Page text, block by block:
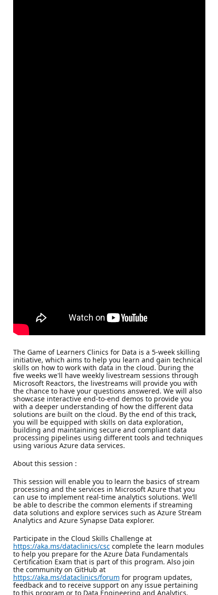
The Game of Learners Clinics for Data is a 5-week skilling
initiative, which aims to help you learn and gain technical
skills on how to work with data in the cloud. During the
five weeks we'll have weekly livestream sessions through
Microsoft Reactors, the livestreams will provide you with
the chance to have your questions answered. We will also
showcase interactive end-to-end demos to provide you
with a deeper understanding of how the different data
solutions are built on the cloud. By the end of this track,
you will be equipped with skills on data exploration,
building and maintaining secure and compliant data
processing pipelines using different tools and techniques
using various Azure data services.
About this session :
This session will enable you to learn the basics of stream
processing and the services in Microsoft Azure that you
can use to implement real-time analytics solutions. We’ll
be able to describe the common elements if streaming
data solutions and explore services such as Azure Stream
Analytics and Azure Synapse Data explorer.
Participate in the Cloud Skills Challenge at
https://aka.ms/dataclinics/csccomplete the learn modules
to help you prepare for the Azure Data Fundamentals
Certification Exam that is part of this program. Also join
the community on GitHub at
https://aka.ms/dataclinics/forum for program updates,
feedback and to receive support on any issue pertaining
to this program or to Data Engineering and Analytics.